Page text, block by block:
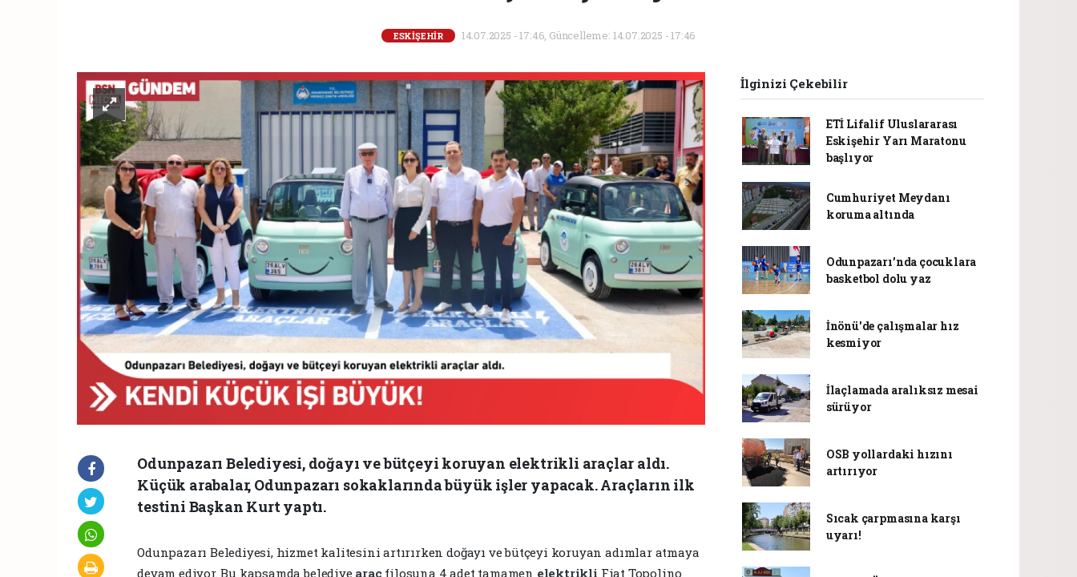
ESKİŞEHİR 14.07.2025 - 17:46, Güncelleme: 14.07.2025 - 17:46
Odunpazarı Belediyesi, doğayı ve bütçeyi koruyan elektrikli araçlar aldı.
Küçük arabalar, Odunpazarı sokaklarında büyük işler yapacak. Araçların ilk
testini Başkan Kurt yaptı.
Odunpazarı Belediyesi, hizmet kalitesini artırırken doğayı ve bütçeyi koruyan adımlar atmaya
devam ediyor. Bu kapsamda belediye araç filosuna 4 adet tamamen elektrikli Fiat Topolino
İlginizi Çekebilir
ETİ Lifalif Uluslararası
Eskişehir Yarı Maratonu
başlıyor
Cumhuriyet Meydanı
koruma altında
Odunpazarı’nda çocuklara
basketbol dolu yaz
İnönü'de çalışmalar hız
kesmiyor
İlaçlamada aralıksız mesai
sürüyor
OSB yollardaki hızını
artırıyor
Sıcak çarpmasına karşı
uyarı!